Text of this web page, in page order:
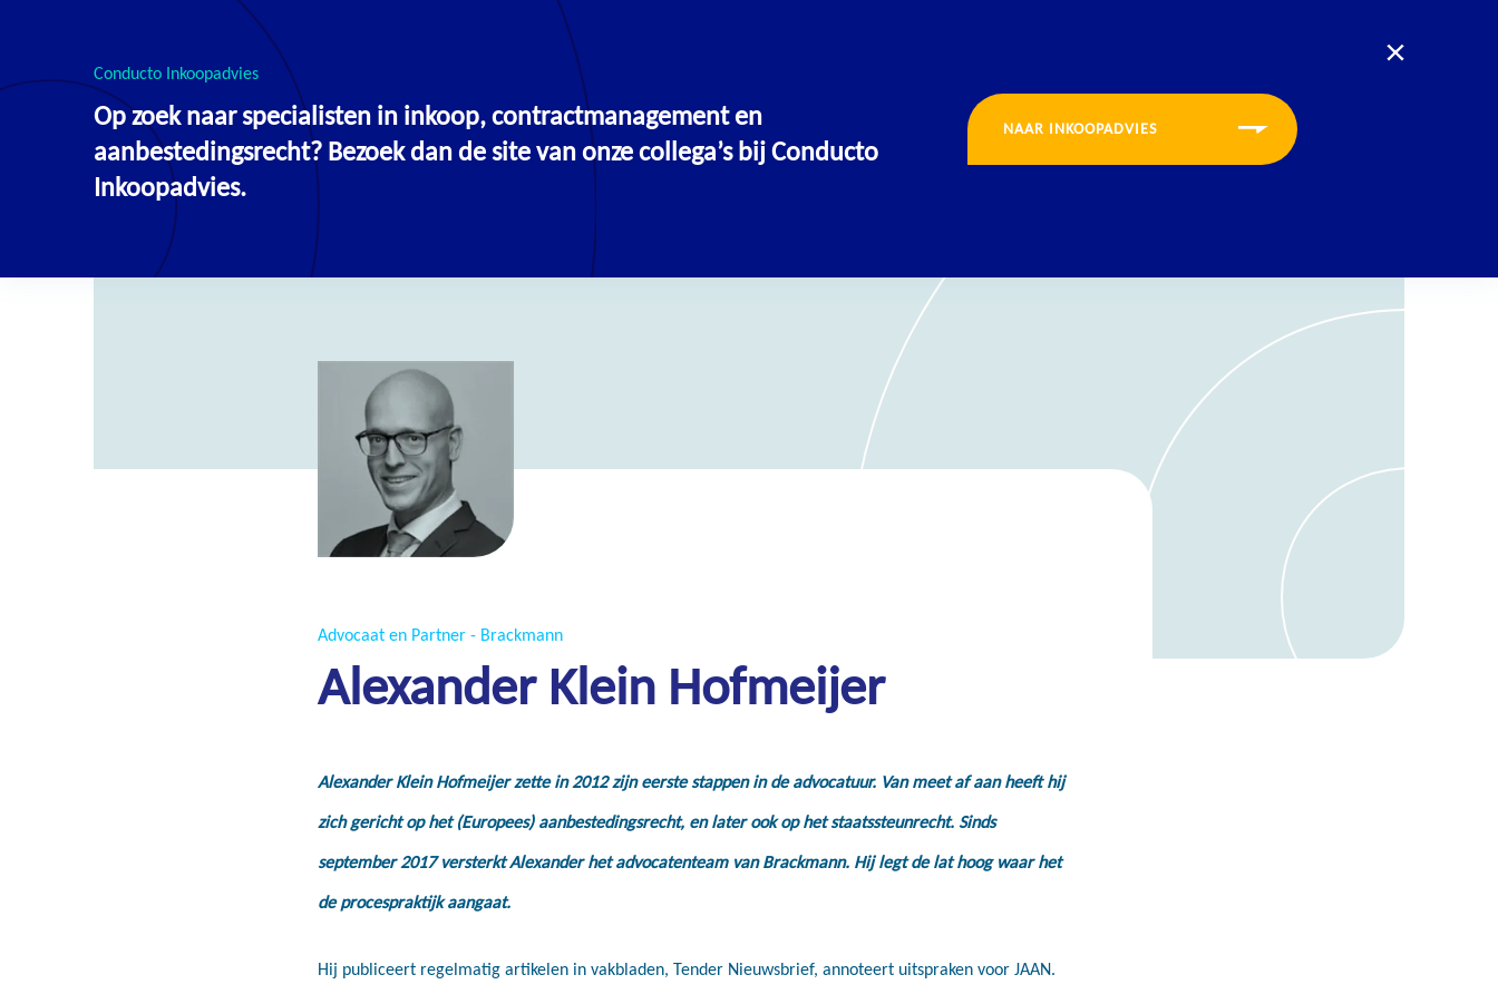
OPLEIDINGEN & TRAININGEN
Advocaat en Partner - Brackmann
Alexander Klein Hofmeijer
Alexander Klein Hofmeijer zette in 2012 zijn eerste stappen in de advocatuur. Van meet af aan heeft hij
zich gericht op het (Europees) aanbestedingsrecht, en later ook op het staatssteunrecht. Sinds
september 2017 versterkt Alexander het advocatenteam van Brackmann. Hij legt de lat hoog waar het
de procespraktijk aangaat.
Hij publiceert regelmatig artikelen in vakbladen, Tender Nieuwsbrief, annoteert uitspraken voor JAAN.
Conducto Inkoopadvies
Op zoek naar specialisten in inkoop, contractmanagement en
aanbestedingsrecht? Bezoek dan de site van onze collega’s bij Conducto
Inkoopadvies.
NAAR INKOOPADVIES